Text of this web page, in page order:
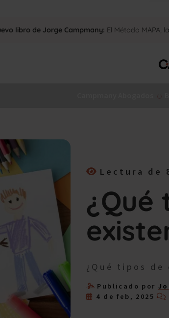
libro de Jorge Campmany: El Método MAPA,
Lectura de
¿Qué
¿Qué tipos de
Publicado por
4 de feb, 2025